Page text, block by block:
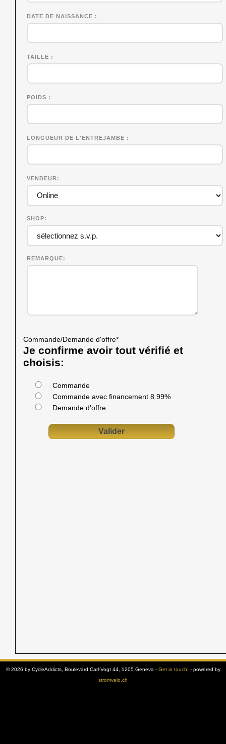
DATE DE NAISSANCE
TAILLE
POIDS
LONGUEUR DE L'ENTREJAMBE
VENDEUR
SHOP
REMARQUE
Commande/Demande d'offre*
Je confirme avoir tout vérifié et
choisis:
Commande
Commande avec financement 8.99%
Demande d'offre
© 2026 by CycleAddicts, Boulevard Carl-Vogt 44, 1205 Geneva - Get in touch! - powered by
stromvelo.ch